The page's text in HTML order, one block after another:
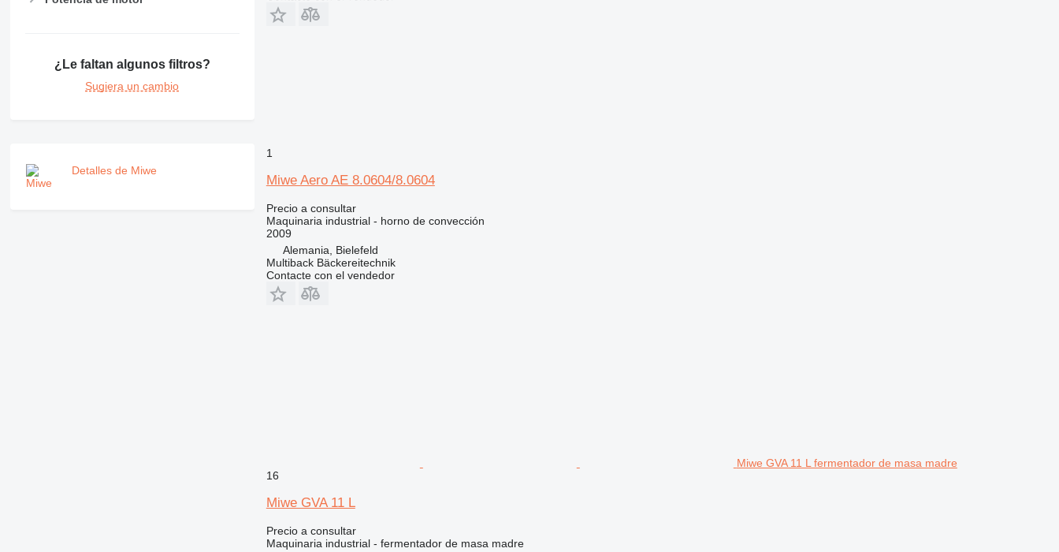
¿Le faltan algunos filtros?
Sugiera un cambio
Detalles de Miwe
1
Miwe Aero AE 8.0604/8.0604
Precio a consultar
Maquinaria industrial - horno de convección
2009
Alemania, Bielefeld
Multiback Bäckereitechnik
Contacte con el vendedor
Miwe GVA 11 L fermentador de masa madre
16
Miwe GVA 11 L
Precio a consultar
Maquinaria industrial - fermentador de masa madre